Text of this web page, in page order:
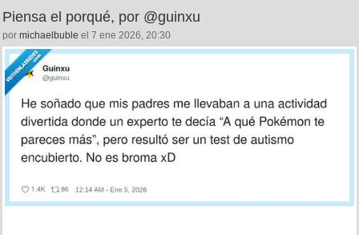
Piensa el porqué, por @guinxu
por michaelbuble el 7 ene 2026, 20:30